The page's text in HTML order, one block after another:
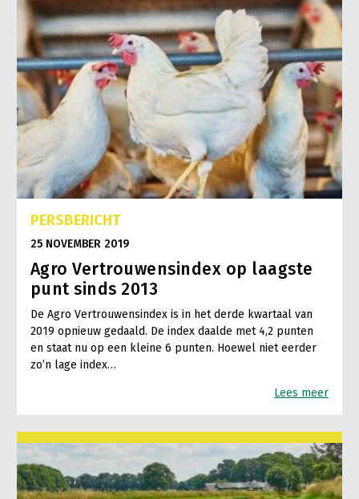
PERSBERICHT
25 NOVEMBER 2019
Agro Vertrouwensindex op laagste
punt sinds 2013
De Agro Vertrouwensindex is in het derde kwartaal van
2019 opnieuw gedaald. De index daalde met 4,2 punten
en staat nu op een kleine 6 punten. Hoewel niet eerder
zo’n lage index…
Lees meer